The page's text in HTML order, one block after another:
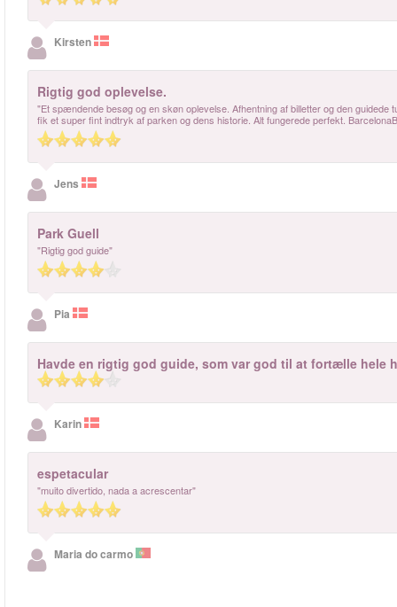
Kirsten
Rigtig god oplevelse.
"Et spændende besøg og en skøn oplevelse. Afhentning af billetter og den
fik et super fint indtryk af parken og dens historie. Alt fungerede perfekt.
Jens
Park Guell
"Rigtig god guide"
Pia
Havde en rigtig god guide, som var god til at fortælle hele
Karin
espetacular
"muito divertido, nada a acrescentar"
Maria do carmo